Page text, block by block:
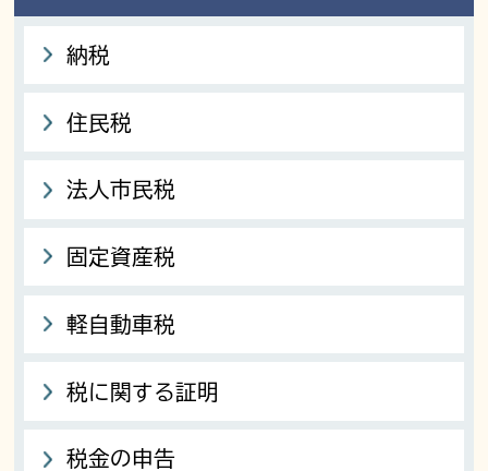
納税
住民税
法人市民税
固定資産税
軽自動車税
税に関する証明
税金の申告